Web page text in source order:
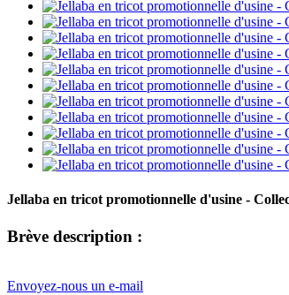
Jellaba en tricot promotionnelle d'usine -
Brève description :
Envoyez-nous un e-mail